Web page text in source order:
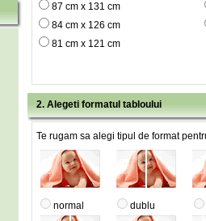
87 cm x 131 cm
84 cm x 126 cm
81 cm x 121 cm
2. Alegeti formatul tabloului
Te rugam sa alegi tipul de format
normal dublu